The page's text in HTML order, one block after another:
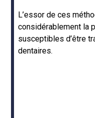
L’essor de ces
considérablement la
susceptibles d’être
dentaires.